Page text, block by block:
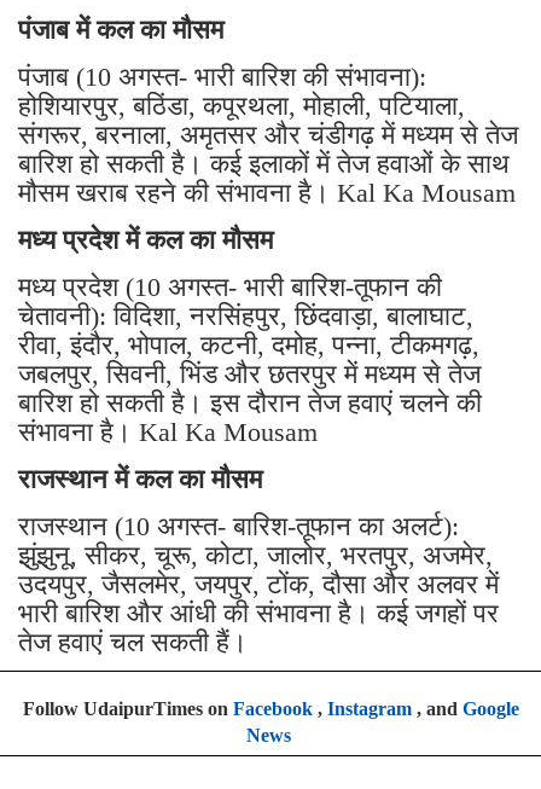
पंजाब में कल का मौसम
पंजाब (10 अगस्त- भारी बारिश की संभावना):
होशियारपुर, बठिंडा, कपूरथला, मोहाली, पटियाला,
संगरूर, बरनाला, अमृतसर और चंडीगढ़ में मध्यम से तेज
बारिश हो सकती है। कई इलाकों में तेज हवाओं के साथ
मौसम खराब रहने की संभावना है। Kal Ka Mousam
मध्य प्रदेश में कल का मौसम
मध्य प्रदेश (10 अगस्त- भारी बारिश-तूफान की
चेतावनी): विदिशा, नरसिंहपुर, छिंदवाड़ा, बालाघाट,
रीवा, इंदौर, भोपाल, कटनी, दमोह, पन्ना, टीकमगढ़,
जबलपुर, सिवनी, भिंड और छतरपुर में मध्यम से तेज
बारिश हो सकती है। इस दौरान तेज हवाएं चलने की
संभावना है। Kal Ka Mousam
राजस्थान में कल का मौसम
राजस्थान (10 अगस्त- बारिश-तूफान का अलर्ट):
झुंझुनू, सीकर, चूरू, कोटा, जालोर, भरतपुर, अजमेर,
उदयपुर, जैसलमेर, जयपुर, टोंक, दौसा और अलवर में
भारी बारिश और आंधी की संभावना है। कई जगहों पर
तेज हवाएं चल सकती हैं।
Follow UdaipurTimes on Facebook, Instagram, and Google
News